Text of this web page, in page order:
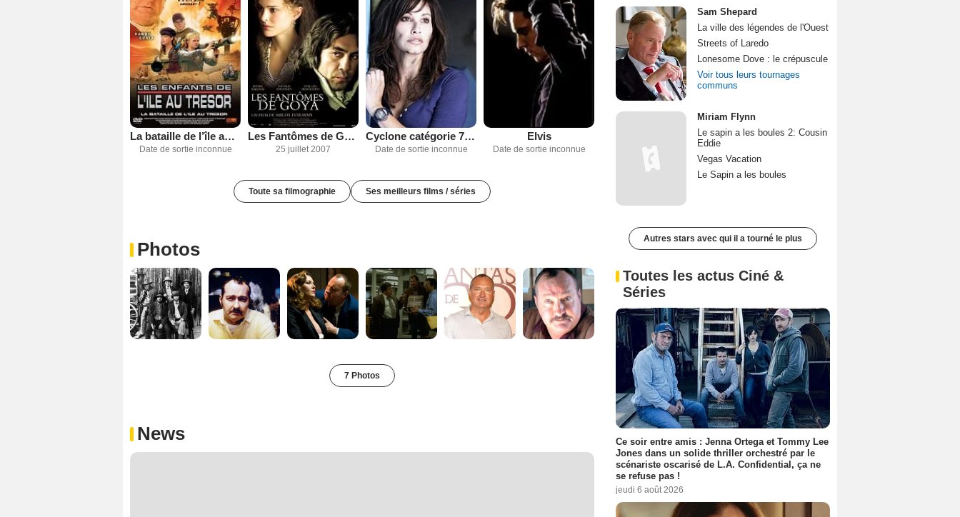
La bataille de l’île au trésor
Date de sortie inconnue
Les Fantômes de Goya
25 juillet 2007
Cyclone catégorie 7 : tempête mondiale
Date de sortie inconnue
Elvis
Date de sortie inconnue
Toute sa filmographie Ses meilleurs films / séries
Photos
7 Photos
News
Sam Shepard
La ville des légendes de l'Ouest
Streets of Laredo
Lonesome Dove : le crépuscule
Voir tous leurs tournages
communs
Miriam Flynn
Le sapin a les boules 2: Cousin
Eddie
Vegas Vacation
Le Sapin a les boules
Autres stars avec qui il a tourné le plus
Toutes les actus Ciné &
Séries
Ce soir entre amis : Jenna Ortega et Tommy Lee
Jones dans un solide thriller orchestré par le
scénariste oscarisé de L.A. Confidential, ça ne
se refuse pas !
jeudi 6 août 2026